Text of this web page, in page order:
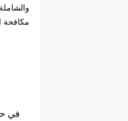
مكافحة
في